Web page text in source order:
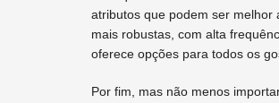
atributos que podem ser melhor
mais robustas, com alta
oferece opções para todos os
Por fim, mas não menos